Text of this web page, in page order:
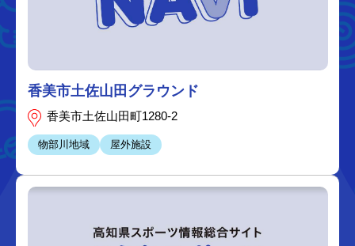
香美市土佐山田グラウンド
香美市土佐山田町1280-2
物部川地域 屋外施設